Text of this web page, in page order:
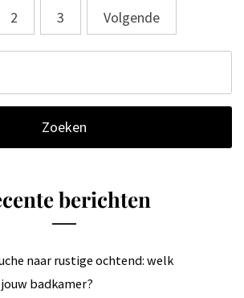
2 3 Volgende
berichten
naar rustige ochtend: welk
badkamer?